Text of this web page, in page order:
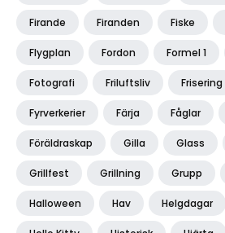
Firande Firanden Fiske
Flygplan Fordon Formel 1
Fotografi Friluftsliv Frisering
Fyrverkerier Färja Fåglar
Föräldraskap Gilla Glass
Grillfest Grillning Grupp
Halloween Hav Helgdagar